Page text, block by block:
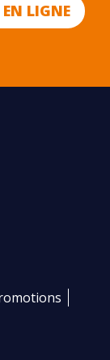
EN LIGNE